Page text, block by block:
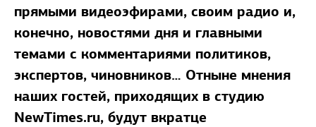
прямыми видеоэфирами, своим радио и,
конечно, новостями дня и главными
темами с комментариями политиков,
экспертов, чиновников… Отныне мнения
наших гостей, приходящих в студию
NewTimes.ru, будут вкратце